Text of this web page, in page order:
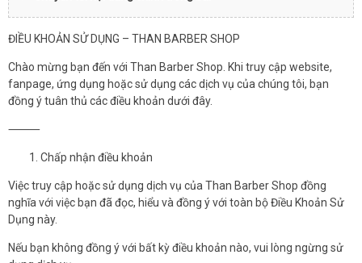
ĐIỀU KHOẢN SỬ DỤNG – THAN BARBER SHOP
Chào mừng bạn đến với Than Barber Shop. Khi truy cập website,
fanpage, ứng dụng hoặc sử dụng các dịch vụ của chúng tôi, bạn
đồng ý tuân thủ các điều khoản dưới đây.
⸻
Chấp nhận điều khoản
Việc truy cập hoặc sử dụng dịch vụ của Than Barber Shop đồng
nghĩa với việc bạn đã đọc, hiểu và đồng ý với toàn bộ Điều Khoản Sử
Dụng này.
Nếu bạn không đồng ý với bất kỳ điều khoản nào, vui lòng ngừng sử